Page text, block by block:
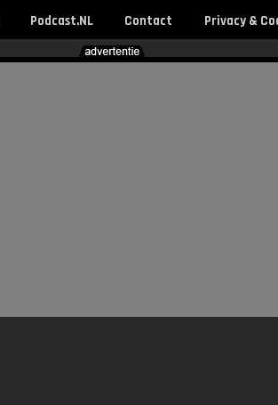
Podcast.NL Contact Privacy &